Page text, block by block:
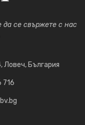
се свържете с нас
Ловеч, България
716